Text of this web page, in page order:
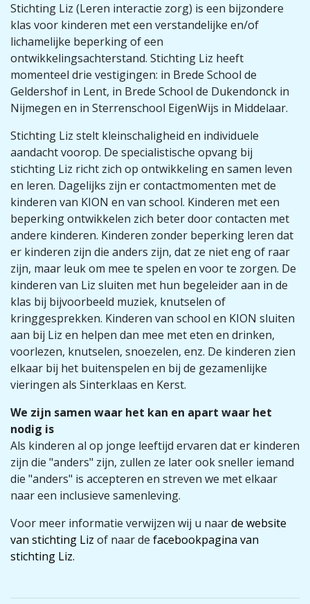
Stichting Liz (Leren interactie zorg) is een bijzondere
klas voor kinderen met een verstandelijke en/of
lichamelijke beperking of een
ontwikkelingsachterstand. Stichting Liz heeft
momenteel drie vestigingen: in Brede School de
Geldershof in Lent, in Brede School de Dukendonck in
Nijmegen en in Sterrenschool EigenWijs in Middelaar.
Stichting Liz stelt kleinschaligheid en individuele
aandacht voorop. De specialistische opvang bij
stichting Liz richt zich op ontwikkeling en samen leven
en leren. Dagelijks zijn er contactmomenten met de
kinderen van KION en van school. Kinderen met een
beperking ontwikkelen zich beter door contacten met
andere kinderen. Kinderen zonder beperking leren dat
er kinderen zijn die anders zijn, dat ze niet eng of raar
zijn, maar leuk om mee te spelen en voor te zorgen. De
kinderen van Liz sluiten met hun begeleider aan in de
klas bij bijvoorbeeld muziek, knutselen of
kringgesprekken. Kinderen van school en KION sluiten
aan bij Liz en helpen dan mee met eten en drinken,
voorlezen, knutselen, snoezelen, enz. De kinderen zien
elkaar bij het buitenspelen en bij de gezamenlijke
vieringen als Sinterklaas en Kerst.
We zijn samen waar het kan en apart waar het
nodig is
Als kinderen al op jonge leeftijd ervaren dat er kinderen
zijn die "anders" zijn, zullen ze later ook sneller iemand
die "anders" is accepteren en streven we met elkaar
naar een inclusieve samenleving.
Voor meer informatie verwijzen wij u naarde website
van stichting Liz of naar de facebookpagina van
stichting Liz.